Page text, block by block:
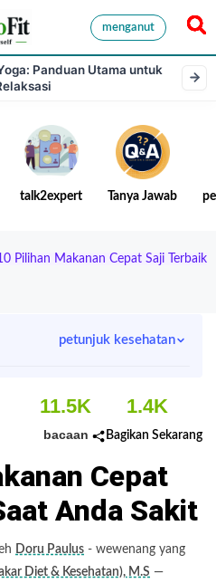
menganut
Panduan Utama untuk
talk2expert Tanya Jawab
Pilihan Makanan Cepat Saji Terbaik
petunjuk kesehatan
11.5K
bacaan
1.4K
Bagikan Sekarang
Cepat
Anda Sakit
Doru Paulus - wewenang yang
Diet & Kesehatan), M.S —